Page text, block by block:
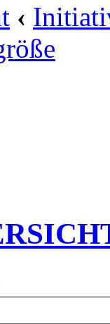
‹